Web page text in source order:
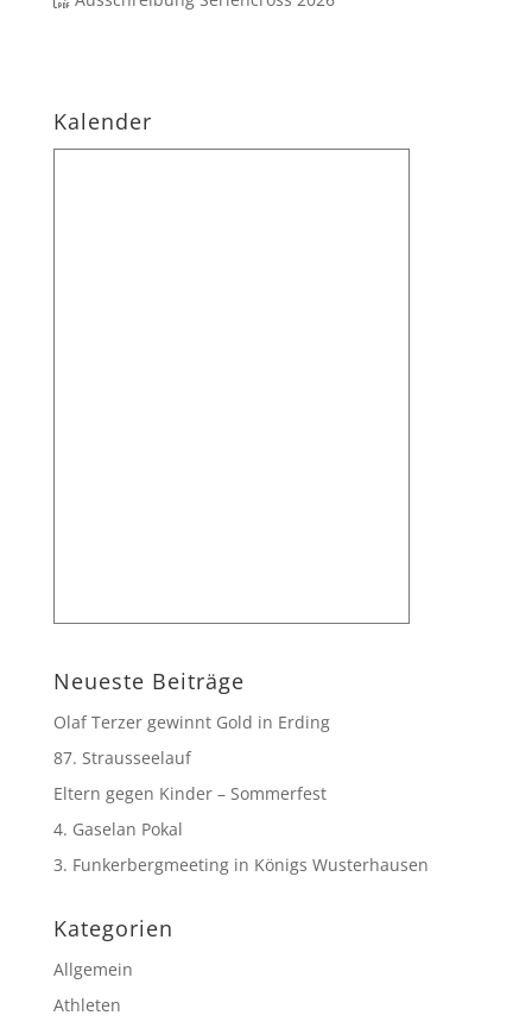
Kalender
Neueste Beiträge
Olaf Terzer gewinnt Gold in Erding
87. Strausseelauf
Eltern gegen Kinder – Sommerfest
4. Gaselan Pokal
3. Funkerbergmeeting in Königs Wusterhausen
Kategorien
Allgemein
Athleten